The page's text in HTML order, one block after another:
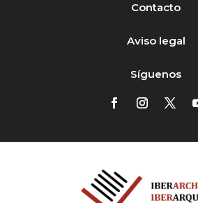
Contacto
Aviso legal
Síguenos